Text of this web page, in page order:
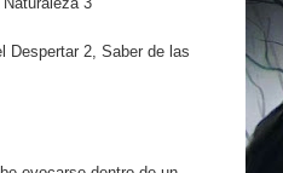
Despertar 2, Saber de las